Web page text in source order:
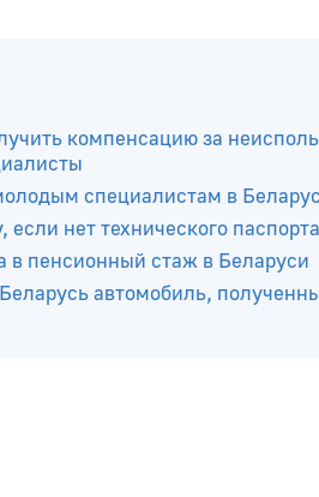
компенсацию за
специалистам в